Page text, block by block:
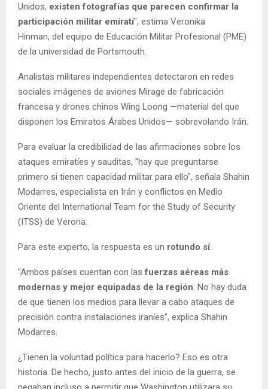
Unidos, existen fotografías que parecen confirmar la
participación militar emiratí", estima Veronika
Hinman, del equipo de Educación Militar Profesional (PME)
de la universidad de Portsmouth.
Analistas militares independientes detectaron en redes
sociales imágenes de aviones Mirage de fabricación
francesa y drones chinos Wing Loong —material del que
disponen los Emiratos Árabes Unidos— sobrevolando Irán.
Para evaluar la credibilidad de las afirmaciones sobre los
ataques emiratíes y sauditas, "hay que preguntarse
primero si tienen capacidad militar para ello", señala Shahin
Modarres, especialista en Irán y conflictos en Medio
Oriente del International Team for the Study of Security
(ITSS) de Verona.
Para este experto, la respuesta es un rotundo sí.
"Ambos países cuentan con lasfuerzas aéreas más
modernas y mejor equipadas de la región. No hay duda
de que tienen los medios para llevar a cabo ataques de
precisión contra instalaciones iraníes", explica Shahin
Modarres.
¿Tienen la voluntad política para hacerlo? Eso es otra
historia. De hecho, justo antes del inicio de la guerra, se